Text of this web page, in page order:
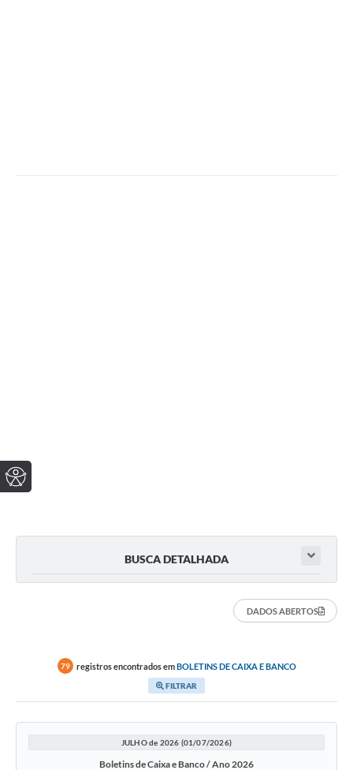
BUSCA DETALHADA
DADOS ABERTOS
79 registros encontrados emBOLETINS DE CAIXA E BANCO
FILTRAR
JULHO de 2026 (01/07/2026)
Boletins de Caixa e Banco / Ano 2026